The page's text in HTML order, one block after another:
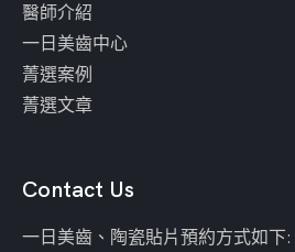
醫師介紹
一日美齒中心
菁選案例
菁選文章
Contact Us
一日美齒、陶瓷貼片預約方式如下: